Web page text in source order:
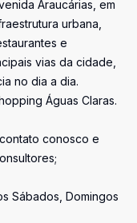
Araucárias, em
urbana,
e
vias da cidade,
no dia a dia.
Águas Claras.
conosco e
Sábados, Domingos